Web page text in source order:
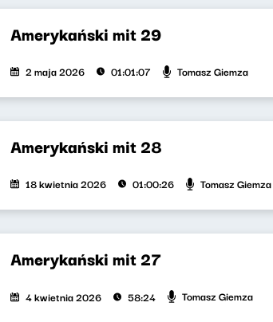
Amerykański mit 29
2 maja 2026 01:01:07 Tomasz Giemza
Amerykański mit 28
18 kwietnia 2026 01:00:26 Tomasz Giemza
Amerykański mit 27
4 kwietnia 2026 58:24 Tomasz Giemza